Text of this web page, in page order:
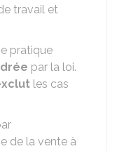
travail et
pratique
par la loi.
les cas
de la vente à